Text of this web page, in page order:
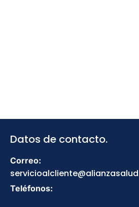
Datos de contacto.
Correo:
Teléfonos: